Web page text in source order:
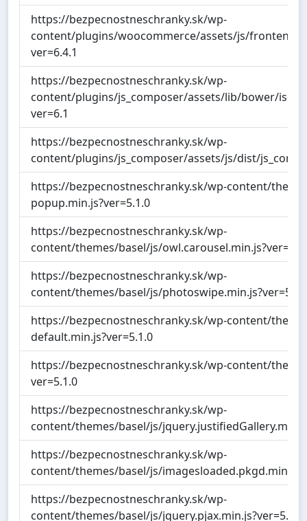
https://bezpecnostneschranky.sk/wp-
content/plugins/woocommerce/assets/js/frontend/
ver=6.4.1
https://bezpecnostneschranky.sk/wp-
content/plugins/js_composer/assets/lib/bower/
ver=6.1
https://bezpecnostneschranky.sk/wp-
content/plugins/js_composer/assets/js/dist/
https://bezpecnostneschranky.sk/wp-content/
popup.min.js?ver=5.1.0
https://bezpecnostneschranky.sk/wp-
content/themes/basel/js/
https://bezpecnostneschranky.sk/wp-
content/themes/basel/js/
https://bezpecnostneschranky.sk/wp-content/
default.min.js?ver=5.1.0
https://bezpecnostneschranky.sk/wp-content/
ver=5.1.0
https://bezpecnostneschranky.sk/wp-
content/themes/basel/js/
https://bezpecnostneschranky.sk/wp-
content/themes/basel/js/
https://bezpecnostneschranky.sk/wp-
content/themes/basel/js/jquery.pjax.min.js?ver=5.1.0